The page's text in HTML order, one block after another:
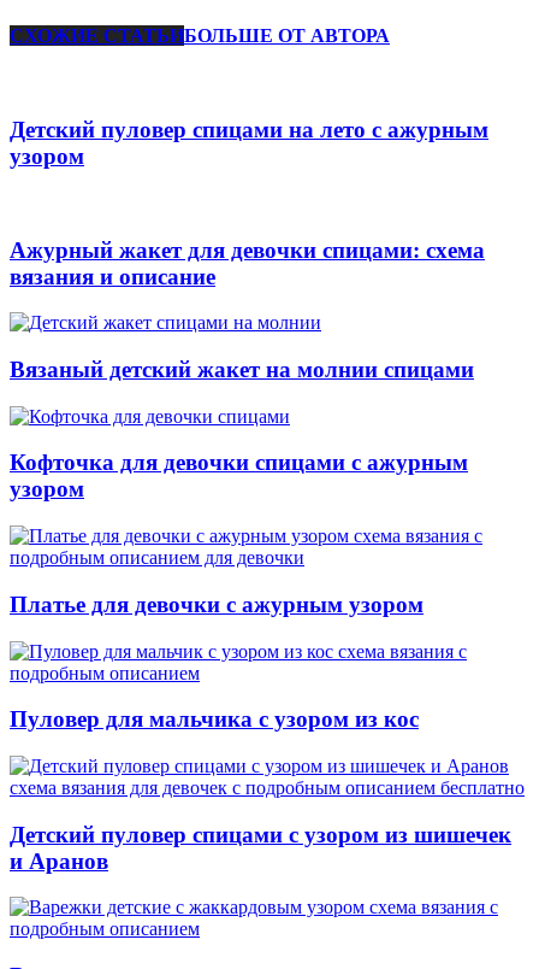
СХОЖИЕ СТАТЬИБОЛЬШЕ ОТ АВТОРА
Детский пуловер спицами на лето с ажурным
узором
Ажурный жакет для девочки спицами: схема
вязания и описание
Вязаный детский жакет на молнии спицами
Кофточка для девочки спицами с ажурным
узором
Платье для девочки с ажурным узором
Пуловер для мальчика с узором из кос
Детский пуловер спицами с узором из шишечек
и Аранов